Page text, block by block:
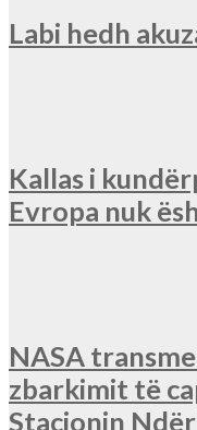
Labi hedh
Kallas i
Evropa nuk
NASA
zbarkimit të
Stacionin